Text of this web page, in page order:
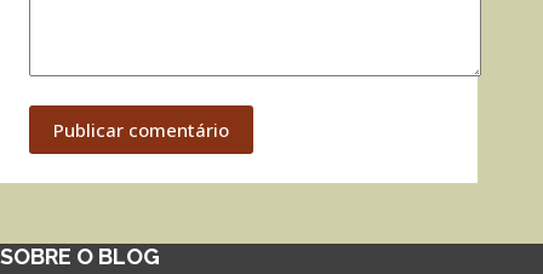
Publicar comentário
SOBRE O BLOG